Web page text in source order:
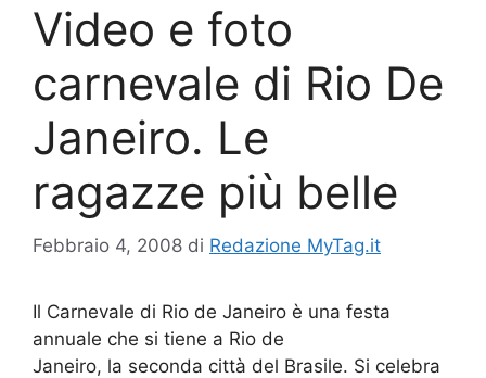
Video e foto
carnevale di Rio De
Janeiro. Le
ragazze più belle
Febbraio 4, 2008 di Redazione MyTag.it
Il Carnevale di Rio de Janeiro è una festa
annuale che si tiene a Rio de
Janeiro, la seconda città del Brasile. Si celebra